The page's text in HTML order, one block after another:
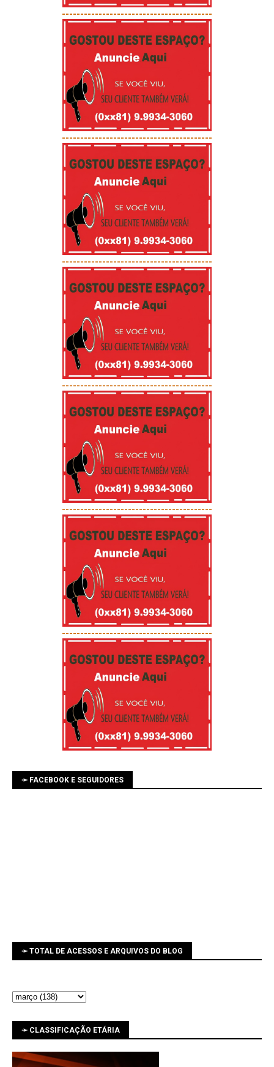
-----------------------------------------
-----------------------------------------
-----------------------------------------
-----------------------------------------
-----------------------------------------
-----------------------------------------
➛ FACEBOOK E SEGUIDORES
➛ TOTAL DE ACESSOS E ARQUIVOS DO BLOG
➛ CLASSIFICAÇÃO ETÁRIA